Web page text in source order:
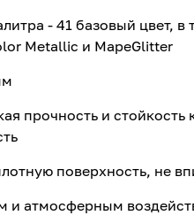
- 41 базовый цвет,
Metallic и MapeGlitter
прочность и
поверхность, не
и атмосферным